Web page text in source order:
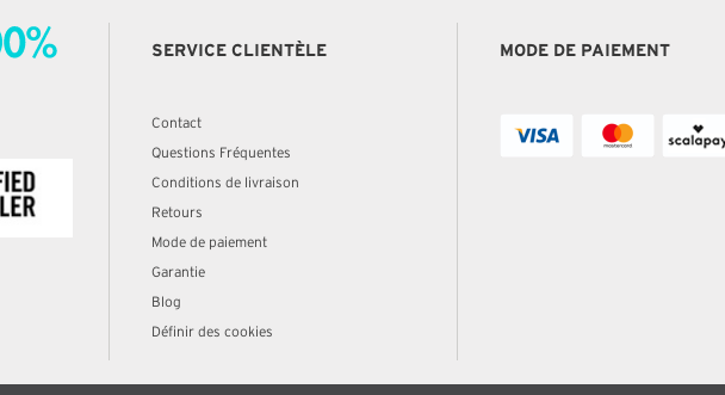
SERVICE CLIENTÈLE
Contact
Questions Fréquentes
Conditions de livraison
Retours
Mode de paiement
Garantie
Blog
Définir des cookies
MODE DE PAIEMENT